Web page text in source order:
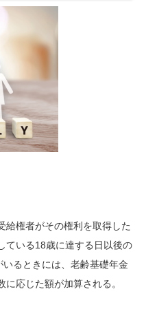
給権者がその権利を取得した
ている18歳に達する日以後の
るときには、老齢基礎年金
応じた額が加算される。